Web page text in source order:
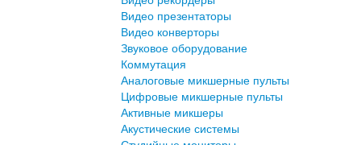
Видео презентаторы
Видео конверторы
Звуковое оборудование
Коммутация
Аналоговые микшерные пульты
Цифровые микшерные пульты
Активные микшеры
Акустические системы